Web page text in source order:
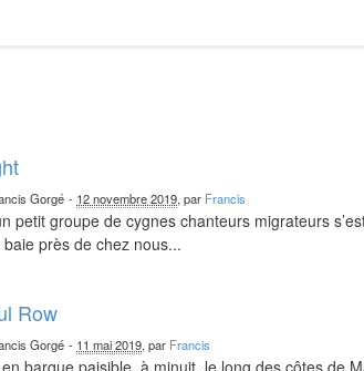
Gorgé - 12 novembre 2019, par Francis
petit groupe de cygnes chanteurs migrateurs
près de chez nous...
Row
Gorgé - 11 mai 2019, par Francis
barque paisible, à minuit, le long des côtes de